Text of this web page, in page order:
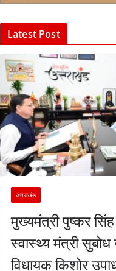
Latest Post
उत्तराखंड
मुख्यमंत्री पुष्कर
स्वास्थ्य मंत्री
विधायक किशोर